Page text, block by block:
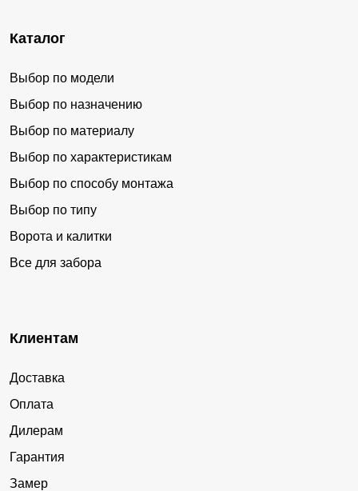
Каталог
Выбор по модели
Выбор по назначению
Выбор по материалу
Выбор по характеристикам
Выбор по способу монтажа
Выбор по типу
Ворота и калитки
Все для забора
Клиентам
Доставка
Оплата
Дилерам
Гарантия
Замер